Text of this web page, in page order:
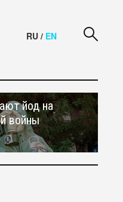
RU / EN
йод на
войны